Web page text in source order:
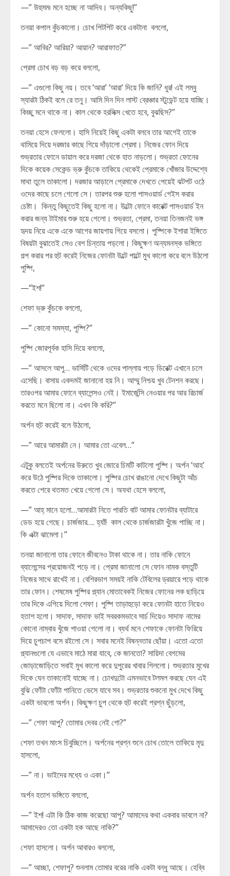
—” উহুমম৷ মনে হচ্ছে না আদিব। অন্যকিছু!”
তনয়া কপাল কুঁচকালো। চোখ পিটপিট করে একটানা বললো,
—” আবির? আরিয়া? আয়ান? আরাফাত?”
প্রেমা চোখ বড় বড় করে বললো,
—” এগুলো কিছু নয়। তবে ‘আরা’ ‘আরা’ দিয়ে কি জানি? ধুর! এই লম্বু
স্যারটা ঠিকই বলে রে তনু। আমি দিন দিন লাস্ট ব্রেঞ্চার স্টুডেন্ট হয়ে যাচ্ছি।
কিচ্ছু মনে থাকে না। কাল থেকে হরলিক্স খেতে হবে, বুঝছিস?”
তনয়া হেসে ফেললো। হাসি নিয়েই কিছু একটা বলবে তার আগেই তাকে
থামিয়ে দিয়ে দরজার কাছে গিয়ে দাঁড়ালো প্রেমা। নিজের ফোন দিয়ে
শুভ্রতার ফোনে ডায়াল করে দরজা থেকে হাত নাড়লো। শুভ্রতা ফোনের
দিকে কয়েক সেকেন্ড ভ্রু কুঁচকে তাকিয়ে থেকেই প্রেমাকে খোঁজার উদ্দেশ্যে
মাথা তুলে তাকালো। দরজার আড়ালে প্রেমাকে দেখতে পেয়েই ঝটপট ওঠে
ওদের কাছে চলে গেলো সে। তারপর শুরু হলো পাসওয়ার্ড গেইস করার
চেষ্টা। কিন্তু কিছুতেই কিছু হলো না। উল্টো ফোনে কারেক্ট পাসওয়ার্ড ইন
করার জন্য টাইমার শুরু হয়ে গেলো। শুভ্রতা, প্রেমা, তনয়া তিনজনই ভঙ্গ
হৃদয় নিয়ে একে একে আগের জায়গায় গিয়ে বসলো। পুষ্পিকে ইশারা ইঙ্গিতে
বিষয়টা বুঝাতেই সেও বেশ চিন্তায় পড়লো। কিছুক্ষণ অন্যমনস্ক ভঙ্গিতে
গল্প করার পর হুট করেই নিজের ফোনটা উল্টে পাল্টে মুখ কালো করে বলে উঠলো
পুষ্পি,
—“ইশ!”
শেফা ভ্রু কুঁচকে বললো,
—” কোনো সমস্যা, পুষ্পি?”
পুষ্পি জোরপূর্বক হাসি দিয়ে বললো,
—” আসলে আপু… ভার্সিটি থেকে ওদের পাল্লায় পড়ে ডিরেক্ট এখানে চলে
এসেছি। বাসায় একদমই জানানো হয় নি। আম্মু নিশ্চয় খুব টেনশন করছে।
তারওপর আমার ফোনে ব্যালেন্সও নেই। ইমার্জেন্সি নেওয়ার পর আর রিচার্জ
করতে মনে ছিলো না। এখন কি করি?”
অর্পন হুট করেই বলে উঠলো,
—” আরে আমারটা নে। আমার তো এবেল…”
এটুকু বলতেই অর্পনের উরুতে খুব জোরে চিমটি কাটলো পুষ্পি। অর্পন ‘আহ’
করে উঠে পুষ্পির দিকে তাকালো। পুষ্পির চোখ রাঙানো দেখে কিছুটা আঁচ
করতে পেরে থতমত খেয়ে গেলো সে। অযথা হেসে বললো,
—” আহ্ মানে হলো…আমারটা নিতে পারতি বাট আমার ফোনটার ব্যাটারে
ডেড হয়ে গেছে। চার্জজার…. হ্যাঁ! কাল থেকে চার্জজারটা খুঁজে পাচ্ছি না।
কি এক্টা ঝামেলা।”
তনয়া জানালো তার ফোনে জীবনেও টাকা থাকে না। তার নাকি ফোনে
ব্যালেন্সের প্রয়োজনই পড়ে না। প্রেমা জানালো সে ফোন নামক বস্তুটি
নিজের সাথে রাখেই না। বেশিরভাগ সময়ই নাকি টেবিলের ড্রয়ারে পড়ে থাকে
তার ফোন। শেষমেষ পুষ্পির প্ল্যান মোতাবেকই নিজের ফোনের লক ছাড়িয়ে
তার দিকে এগিয়ে দিলো শেফা। পুষ্পি তাড়াহুড়ো করে ফোনটা হাতে নিয়েও
হতাশ হলো। সাদাফ, সাদাফ ভাই সবরকমভাবে সার্চ দিয়েও সাদাফ নামের
কোনো নাম্বার খুঁজে পাওয়া গেলো না। ব্যর্থ মনে শেফাকে ফোনটা ফিরিয়ে
দিয়ে চুপচাপ বসে রইলো সে। সবার মনেই বিষন্নতার ছোঁয়া। এতো এতো
প্ল্যানগুলো যে এভাবে মাঠে মারা যাবে, কে জানতো? সায়িদা বেগমের
জোড়াজোড়িতে সবাই মুখ কালো করে দুপুরের খাবার গিললো। শুভ্রতার মুখের
দিকে যেন তাকানোই যাচ্ছে না। চোখদুটো এমনভাবে টলমল করছে যেন এই
বুঝি ফোঁটা ফোঁটা পানিতে ভেসে যাবে সব। শুভ্রতার শুকনো মুখ দেখে কিছু
একটা ভাবলো অর্পন। কিছুক্ষণ চুপ থেকে হুট করেই প্রশ্ন ছুঁড়লো,
—” শেফা আপু? তোমার দেবর নেই গো?”
শেফা তখন মাংস চিবুচ্ছিলে। অর্পনের প্রশ্ন শুনে চোখ তোলে তাকিয়ে মৃদু
হাসলো,
—” না। ভাইদের মধ্যে ও একা।”
অর্পন হতাশ ভঙ্গিতে বললো,
—” ইশ! এটা কি ঠিক কাজ করেছো আপু? আমাদের কথা একবার ভাবলে না?
আমাদেরও তো একটা হক আছে নাকি?”
শেফা হাসলো। অর্পন আবারও বললো,
—” আচ্ছা, শেফাপু? শুনলাম তোমার বরের নাকি একটা বন্ধু আছে। হেব্বি